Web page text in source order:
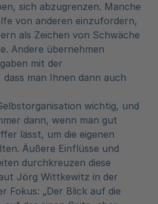
sich abzugrenzen. Manche
von anderen einzufordern,
als Zeichen von Schwäche
Andere übernehmen
mit der
man Ihnen dann auch
wichtig, und
dann, wenn man gut
lässt, um die eigenen
Äußere Einflüsse und
durchkreuzen diese
Jörg Wittkewitz in der
Fokus: „Der Blick auf die